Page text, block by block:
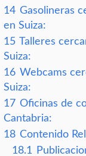
14 Gasolineras
en Suiza:
15 Talleres
Suiza:
16 Webcams
Suiza:
17 Oficinas de
Cantabria:
18 Contenido
18.1